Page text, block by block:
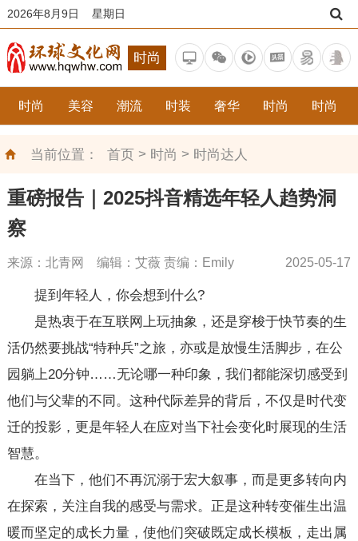
2026年8月9日 星期日
时尚
时尚 美容 潮流 时装 奢华 时尚 时尚
当前位置： 首页> 时尚 > 时尚达人
重磅报告｜2025抖音精选年轻人趋势洞
察
来源：北青网 编辑：艾薇 责编：Emily 2025-05-17
提到年轻人，你会想到什么?
是热衷于在互联网上玩抽象，还是穿梭于快节奏的生
活仍然要挑战“特种兵”之旅，亦或是放慢生活脚步，在公
园躺上20分钟……无论哪一种印象，我们都能深切感受到
他们与父辈的不同。这种代际差异的背后，不仅是时代变
迁的投影，更是年轻人在应对当下社会变化时展现的生活
智慧。
在当下，他们不再沉溺于宏大叙事，而是更多转向内
在探索，关注自我的感受与需求。正是这种转变催生出温
暖而坚定的成长力量，使他们突破既定成长模板，走出属